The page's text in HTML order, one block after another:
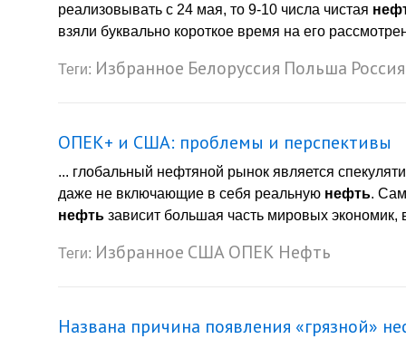
реализовывать с 24 мая, то 9-10 числа чистая
взяли буквально короткое время на его
Теги: Избранное Белоруссия Польша Россия
ОПЕК+ и США: проблемы и перспективы
... глобальный нефтяной рынок является
даже не включающие в себя реальную нефть.
нефть зависит большая часть мировых
Теги: Избранное СШАОПЕК Нефть
Названа причина появления «грязной»